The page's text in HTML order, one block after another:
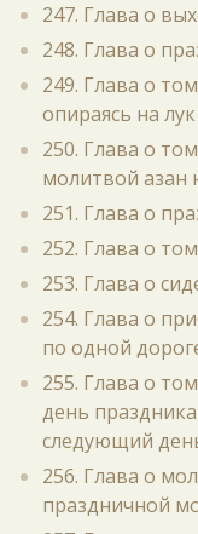
247. Глава о
248. Глава о
249. Глава о
опираясь на лук
250. Глава о
молитвой азан
251. Глава о
252. Глава о
253. Глава о
254. Глава о
по одной
255. Глава о
день
следующий
256. Глава о
праздничной